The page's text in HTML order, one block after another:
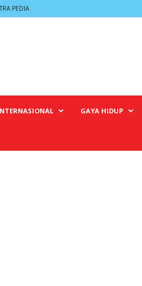
PEDIA
GAYA HIDUP